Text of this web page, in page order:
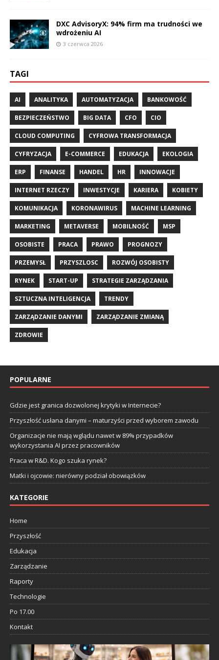
DXC AdvisoryX: 94% firm ma trudności we
wdrożeniu AI
3 czerwca 2026
TAGI
AI ANALITYKA AUTOMATYZACJA BANKOWOŚĆ
BEZPIECZEŃSTWO BIG DATA CFO CIO
CLOUD COMPUTING CYFROWA TRANSFORMACJA
CYFRYZACJA E-COMMERCE EDUKACJA EKOLOGIA
ERP FINANSE HANDEL HR INNOWACJE
INTERNET RZECZY INWESTYCJE KARIERA KOBIETY
KOMUNIKACJA KORONAWIRUS MACHINE LEARNING
MARKETING METAVERSE MOBILNOŚĆ MSP
OSOBISTE PRACA PRAWO PROGNOZY
PRZEMYSŁ PRZYSZLOSC ROZWÓJ OSOBISTY
RYNEK START-UP STRATEGIE ZARZĄDZANIA
SZTUCZNA INTELIGENCJA TRENDY
ZARZĄDZANIE DANYMI ZARZĄDZANIE ZMIANĄ
ZDROWIE
POPULARNE
Gdzie jest granica dozwolonej krytyki w Internecie?
Przyszłość usłana danymi – maturzyści przed wyborem zawodu
Organizacje nie mają wglądu nawet w 89% przypadków
wykorzystania AI przez pracowników
Praca w R&D. Kogo szuka rynek?
Matki i ojcowie: nierówny podział obowiązków
KATEGORIE
Home
Przyszłość
Edukacja
Zarządzanie
Raporty
Technologie
Po 17.00
Kontakt